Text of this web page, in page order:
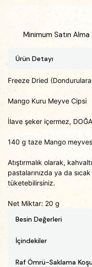
Minimum Satın Alma
Ürün Detayı
Freeze Dried
Mango Kuru Meyve Cipsi
İlave şeker içermez,
140 g taze Mango
Atıştırmalık olarak,
pastalarınızda ya da
tüketebilirsiniz.
Net Miktar: 20 g
Besin Değerleri
İçindekiler
Raf Ömrü-Saklama